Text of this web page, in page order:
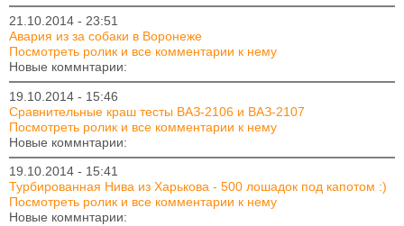
21.10.2014 - 23:51
Авария из за собаки в Воронеже
Посмотреть ролик и все комментарии к нему
Новые коммнтарии:
19.10.2014 - 15:46
Сравнительные краш тесты ВАЗ-2106 и ВАЗ-2107
Посмотреть ролик и все комментарии к нему
Новые коммнтарии:
19.10.2014 - 15:41
Турбированная Нива из Харькова - 500 лошадок под капотом :)
Посмотреть ролик и все комментарии к нему
Новые коммнтарии: